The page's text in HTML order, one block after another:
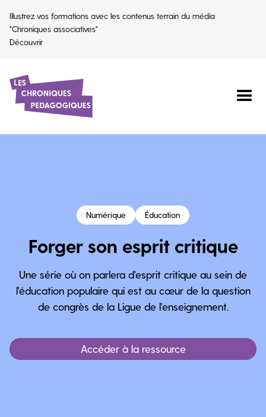
Illustrez vos formations avec les contenus terrain du média
"Chroniques associatives"
Découvrir
Numérique Éducation
Forger son esprit critique
Une série où on parlera d'esprit critique au sein de
l'éducation populaire qui est au cœur de la question
de congrès de la Ligue de l'enseignement.
Accéder à la ressource